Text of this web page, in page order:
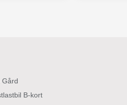
Gård
B-kort